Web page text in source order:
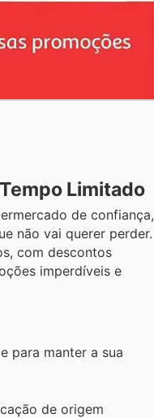
Limitado
de confiança,
não vai querer perder.
com descontos
imperdíveis e
para manter a sua
de origem